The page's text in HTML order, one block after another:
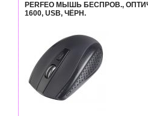
PERFEO МЫШЬ БЕСПРОВ.,
1600, USB, ЧЁРН.